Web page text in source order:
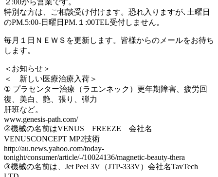
特別な方は、ご相談受け付けます。恐れ入りますが､土曜日
のPM.5:00-日曜日PM.１:00TEL受付しません。
毎月１日ＮＥＷＳを更新します。皆様からのメールをお待ち
します。
＜お知らせ＞
＜ 新しい医療治療入荷＞
① プラセンター治療（ラエンネック）更年期障害、疲労回
復、美白、艶、張り、弾力
肝班など。
www.genesis-path.com/
②機械の名前はVENUS FREEZE 会社名
VENUSCONCEPT MP2技術
http://au.news.yahoo.com/today-
tonight/consumer/article/-/10024136/magnetic-beauty-thera
③機械の名前は、Jet Peel 3V（JTP-333V）会社名TavTech